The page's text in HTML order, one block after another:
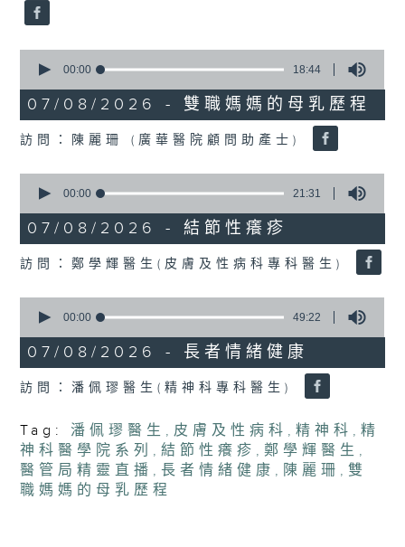
seconds
18
minutes,
seconds
00:00 18:44
07/08/2026 - 雙職媽媽的母乳歷程
訪問：陳麗珊 (廣華醫院顧問助產士)
seconds
21
minutes,
seconds
00:00 21:31
07/08/2026 - 結節性癢疹
訪問：鄭學輝醫生(皮膚及性病科專科醫生)
seconds
49
minutes,
seconds
00:00 49:22
07/08/2026 - 長者情緒健康
訪問：潘佩璆醫生(精神科專科醫生)
Tag: 潘佩璆醫生 ,皮膚及性病科 ,精神科 ,精
神科醫學院系列 ,結節性癢疹 ,鄭學輝醫生 ,
醫管局精靈直播 ,長者情緒健康 , 陳麗珊 ,雙
職媽媽的母乳歷程